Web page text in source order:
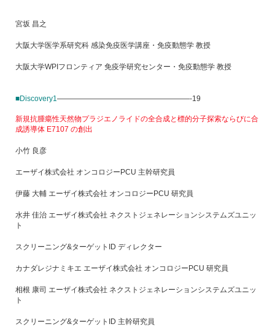
宮坂 昌之
大阪大学医学系研究科 感染免疫医学講座・免疫動態学 教授
大阪大学WPIフロンティア 免疫学研究センター・免疫動態学 教授
■Discovery1 ——————————————————-19
新規抗腫瘍性天然物プラジエノライドの全合成と標的分子探索ならびに合
成誘導体 E7107 の創出
小竹 良彦
エーザイ株式会社 オンコロジーPCU 主幹研究員
伊藤 大輔 エーザイ株式会社 オンコロジーPCU 研究員
水井 佳治 エーザイ株式会社 ネクストジェネレーションシステムズユニッ
ト
スクリーニング&ターゲットID ディレクター
カナダレジナミキエ エーザイ株式会社 オンコロジーPCU 研究員
相根 康司 エーザイ株式会社 ネクストジェネレーションシステムズユニッ
ト
スクリーニング&ターゲットID 主幹研究員